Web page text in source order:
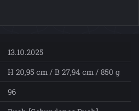
13.10.2025
H 20,95 cm / B 27,94 cm / 850 g
96